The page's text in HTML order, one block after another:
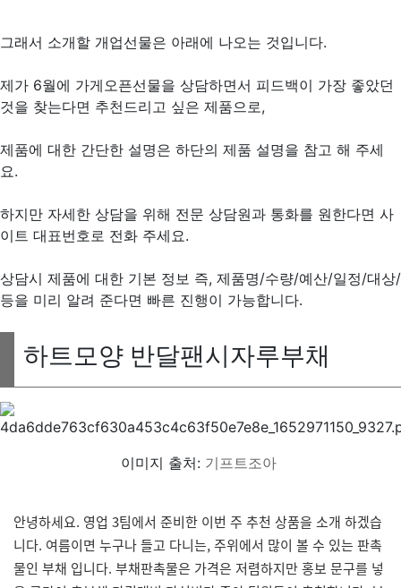
그래서 소개할 개업선물은 아래에 나오는 것입니다.
제가 6월에 가게오픈선물을 상담하면서 피드백이 가장 좋았던
것을 찾는다면 추천드리고 싶은 제품으로,
제품에 대한 간단한 설명은 하단의 제품 설명을 참고 해 주세
요.
하지만 자세한 상담을 위해 전문 상담원과 통화를 원한다면 사
이트 대표번호로 전화 주세요.
상담시 제품에 대한 기본 정보 즉, 제품명/수량/예산/일정/대상/
등을 미리 알려 준다면 빠른 진행이 가능합니다.
하트모양 반달팬시자루부채
이미지 출처: 기프트조아
안녕하세요. 영업 3팀에서 준비한 이번 주 추천 상품을 소개 하겠습
니다. 여름이면 누구나 들고 다니는, 주위에서 많이 볼 수 있는 판촉
물인 부채 입니다. 부채판촉물은 가격은 저렴하지만 홍보 문구를 넣